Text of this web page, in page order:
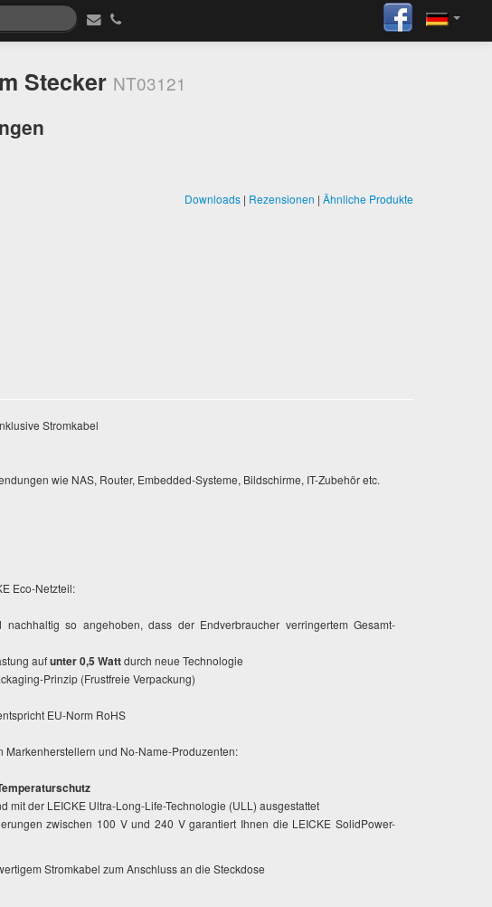
Stecker NT03121
Downloads | Rezensionen | Ähnliche Produkte
Stromkabel
wie NAS, Router, Embedded-Systeme, Bildschirme, IT-Zubehör etc.
Eco-Netzteil:
so angehoben, dass der Endverbraucher verringertem Gesamt-
aufunter 0,5 Wattdurch neue Technologie
Prinzip (Frustfreie Verpackung)
EU-Norm RoHS
Markenherstellern und No-Name-Produzenten:
mit der LEICKE Ultra-Long-Life-Technologie (ULL) ausgestattet
zwischen 100 V und 240 V garantiert Ihnen die LEICKE SolidPower-
Stromkabel zum Anschluss an die Steckdose